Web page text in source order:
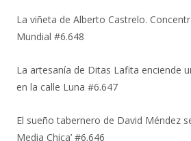
La viñeta de Alberto Castrelo.
Mundial #6.648
La artesanía de Ditas Lafita enciende
en la calle Luna #6.647
El sueño tabernero de David Méndez
Media Chica’ #6.646